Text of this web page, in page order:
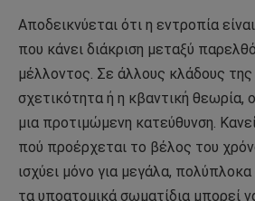
Αποδεικνύεται ότι η εντροπία
που κάνει διάκριση μεταξύ
μέλλοντος. Σε άλλους κλάδους
σχετικότητα ή η κβαντική θεωρία,
μια προτιμώμενη κατεύθυνση.
πού προέρχεται το βέλος του
ισχύει μόνο για μεγάλα,
τα υποατομικά σωματίδια μπορεί